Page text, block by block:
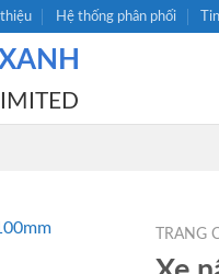
Hệ thống phân phối
TRANG